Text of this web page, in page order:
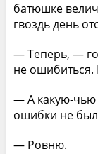
батюшке
гвоздь день
— Теперь, —
не ошибиться.
— А какую-чью
ошибки не
— Ровню.